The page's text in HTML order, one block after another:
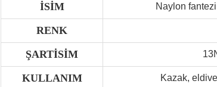
İSİM Naylon
RENK
ŞARTİSİM
KULLANIM Kazak,